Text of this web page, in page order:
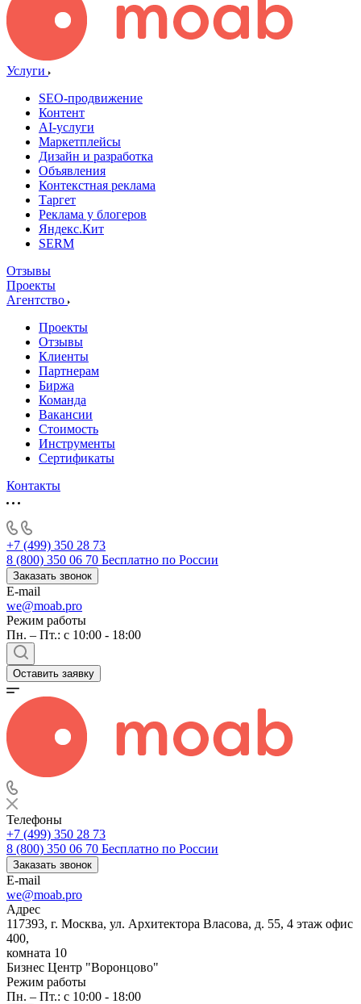
Услуги
SEO-продвижение
Контент
AI-услуги
Маркетплейсы
Дизайн и разработка
Объявления
Контекстная реклама
Таргет
Реклама у блогеров
Яндекс.Кит
SERM
Отзывы
Проекты
Агентство
Проекты
Отзывы
Клиенты
Партнерам
Биржа
Команда
Вакансии
Стоимость
Инструменты
Сертификаты
Контакты
+7 (499) 350 28 73
8 (800) 350 06 70 Бесплатно по России
Заказать звонок
E-mail
we@moab.pro
Режим работы
Пн. – Пт.: с 10:00 - 18:00
Оставить заявку
Телефоны
+7 (499) 350 28 73
8 (800) 350 06 70 Бесплатно по России
Заказать звонок
E-mail
we@moab.pro
Адрес
117393, г. Москва, ул. Архитектора Власова, д. 55, 4 этаж офис
400,
комната 10
Бизнес Центр "Воронцово"
Режим работы
Пн. – Пт.: с 10:00 - 18:00